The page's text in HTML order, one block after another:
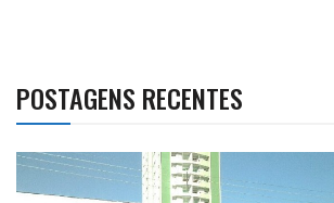
POSTAGENS RECENTES